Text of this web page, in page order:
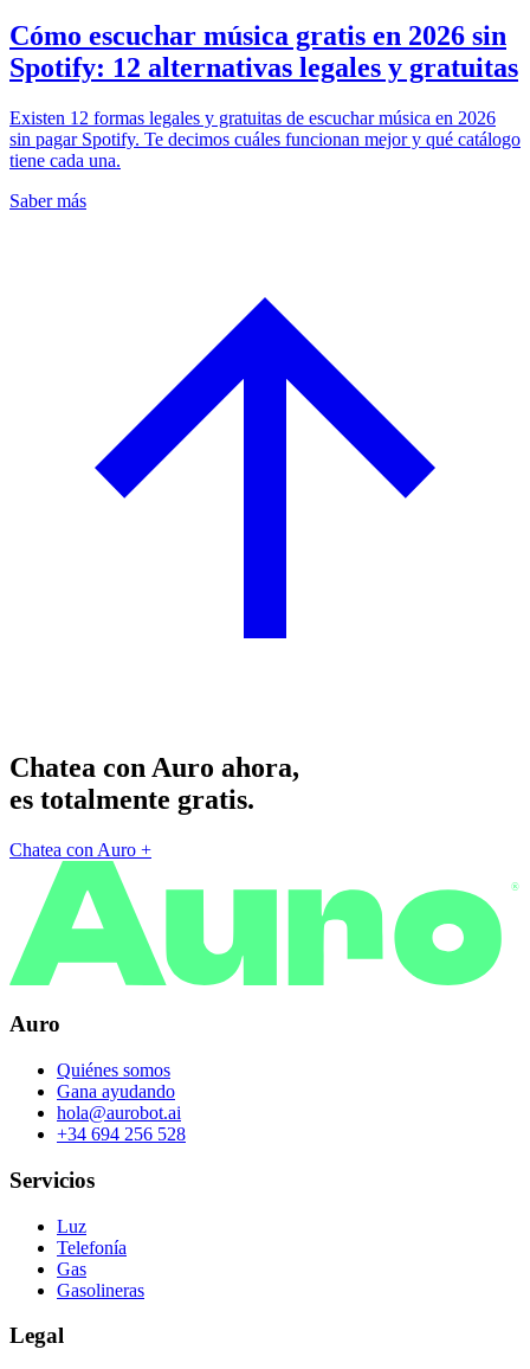
Cómo escuchar música gratis en 2026 sin
Spotify: 12 alternativas legales y gratuitas
Existen 12 formas legales y gratuitas de escuchar música en 2026
sin pagar Spotify. Te decimos cuáles funcionan mejor y qué catálogo
tiene cada una.
Saber más
Chatea con Auro ahora,
es totalmente gratis.
Chatea con Auro +
®
Auro
Quiénes somos
Gana ayudando
hola@aurobot.ai
+34 694 256 528
Servicios
Luz
Telefonía
Gas
Gasolineras
Legal